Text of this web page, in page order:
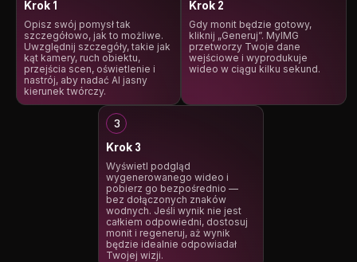
Krok 1
Opisz swój pomysł tak
szczegółowo, jak to możliwe.
Uwzględnij szczegóły, takie jak
kąt kamery, ruch obiektu,
przejścia scen, oświetlenie i
nastrój, aby nadać AI jasny
kierunek twórczy.
Krok 2
Gdy monit będzie gotowy,
kliknij „Generuj”. MyIMG
przetworzy Twoje dane
wejściowe i wyprodukuje
wideo w ciągu kilku sekund.
Krok 3
Wyświetl podgląd
wygenerowanego wideo i
pobierz go bezpośrednio —
bez dołączonych znaków
wodnych. Jeśli wynik nie jest
całkiem odpowiedni, dostosuj
monit i regeneruj, aż wynik
będzie idealnie odpowiadał
Twojej wizji.